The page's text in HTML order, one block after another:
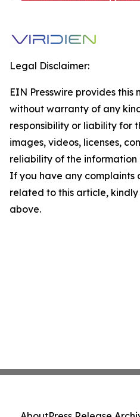
Legal Disclaimer:
EIN Presswire provides this
without warranty of any
responsibility or liability for
images, videos, licenses,
reliability of the
If you have any complaints
related to this article,
above.